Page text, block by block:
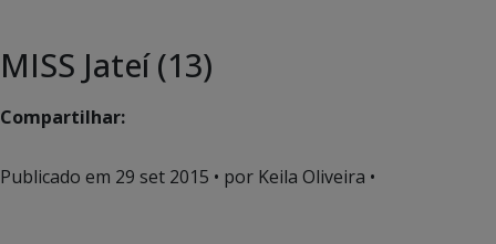
MISS Jateí (13)
Compartilhar:
Publicado em 29 set 2015 • por Keila Oliveira •